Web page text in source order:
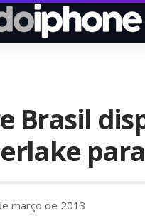
Brasil
março de 2013